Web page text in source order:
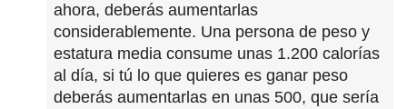
ahora, deberás aumentarlas
considerablemente. Una persona de peso y
estatura media consume unas 1.200 calorías
al día, si tú lo que quieres es ganar peso
deberás aumentarlas en unas 500, que sería